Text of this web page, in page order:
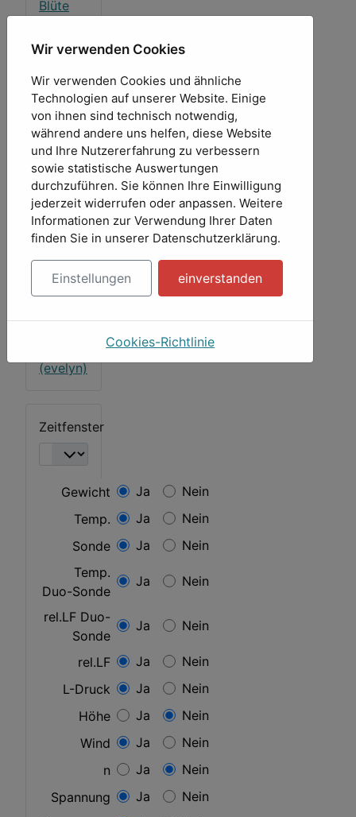
Wir verwenden Cookies
Wir verwenden Cookies und ähnliche
Technologien auf unserer Website. Einige
von ihnen sind technisch notwendig,
während andere uns helfen, diese Website
und Ihre Nutzererfahrung zu verbessern
sowie statistische Auswertungen
durchzuführen. Sie können Ihre Einwilligung
jederzeit widerrufen oder anpassen. Weitere
Informationen zur Verwendung Ihrer Daten
finden Sie in unserer Datenschutzerklärung.
Einstellungen einverstanden
Cookies-Richtlinie
Blüte
Hugo 1
ieb)
Hugo 2
(Honigd
ieb)
Hugo 3
(Honigd
ieb)
Hugo 4
(Honigd
Hugo 5
(Honigd
(evelyn)
Zeitfenster
Gewicht Ja
Nein
Temp.
Ja
Nein
Sonde
Ja
Nein
Temp.
Duo-Sonde
Ja Nein
rel.LF Duo-
Sonde
Ja Nein
rel.LF Ja
Nein
L-Druck
Ja
Nein
Höhe
Ja
Nein
Wind
Ja
Nein
n
Ja
Nein
Spannung
Ja
Nein